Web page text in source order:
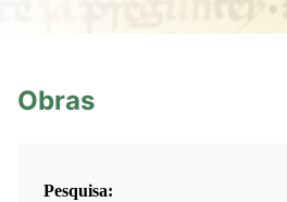
Obras
Pesquisa: